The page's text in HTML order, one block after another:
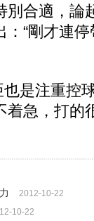
別合適，論
：“剛才連
是注重控
着急，打的
2012-10-22
10-22